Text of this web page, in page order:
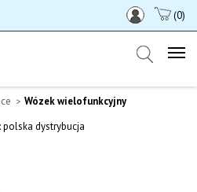
(0)
Wózek wielofunkcyjny
polska dystrybucja